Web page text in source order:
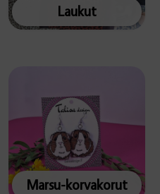
Laukut
Marsu-korvakorut